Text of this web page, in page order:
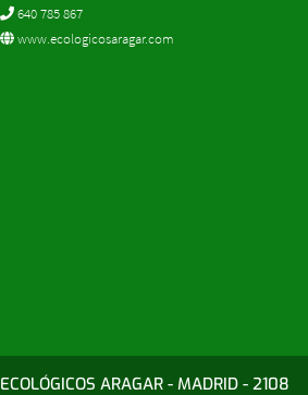
640 785 867
www.ecologicosaragar.com
ECOLÓGICOS ARAGAR - MADRID - 2108